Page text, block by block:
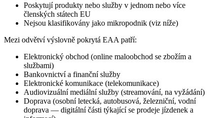
Poskytují produkty nebo služby v jednom nebo více
členských státech EU
Nejsou klasifikovány jako mikropodnik (viz níže)
Mezi odvětví výslovně pokrytá EAA patří:
Elektronický obchod (online maloobchod se zbožím a
službami)
Bankovnictví a finanční služby
Elektronické komunikace (telekomunikace)
Audiovizuální mediální služby (streamování, na vyžádání)
Doprava (osobní letecká, autobusová, železniční, vodní
doprava — digitální části týkající se prodeje jízdenek a